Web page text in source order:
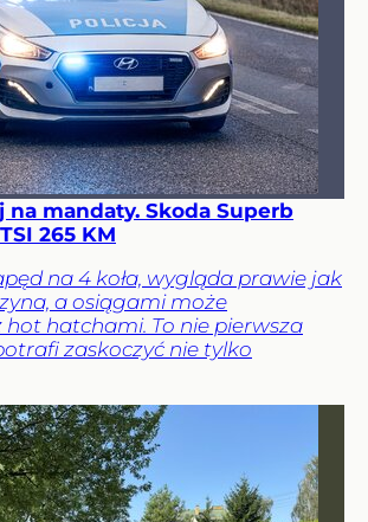
na mandaty. Skoda Superb
265 KM
na 4 koła, wygląda prawie jak
a osiągami może
hatchami. To nie pierwsza
zaskoczyć nie tylko